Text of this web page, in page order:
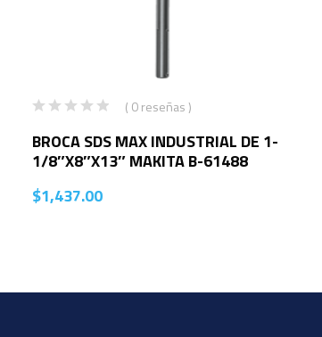
( 0 reseñas )
BROCA SDS MAX INDUSTRIAL DE 1-
1/8″X8″X13″ MAKITA B-61488
$1,437.00